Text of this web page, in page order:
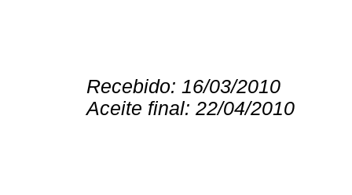
Recebido: 16/03/2010
Aceite final: 22/04/2010